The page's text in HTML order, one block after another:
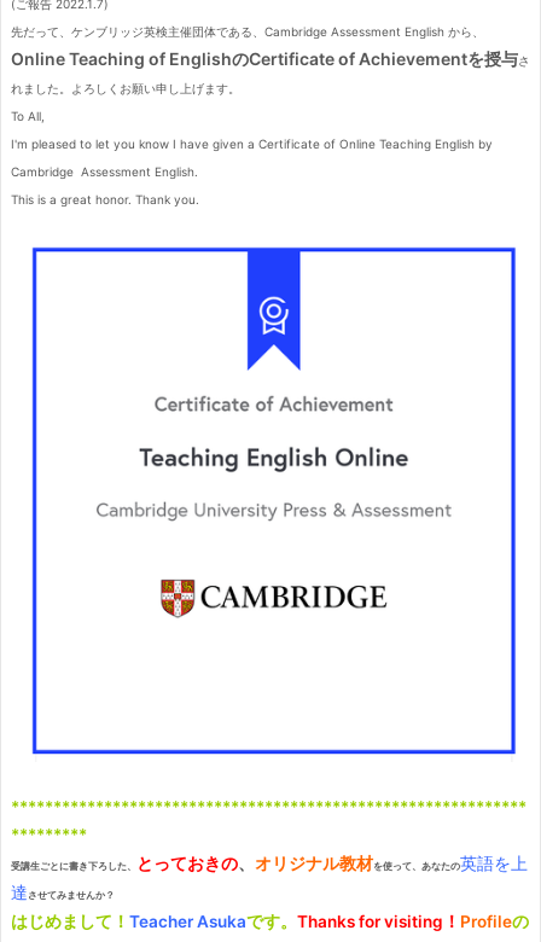
(ご報告 2022.1.7)
先だって、ケンブリッジ英検主催団体である、Cambridge Assessment English から、
Online Teaching of EnglishのCertificate of Achievementを授与さ
れました。よろしくお願い申し上げます。
To All,
I'm pleased to let you know I have given a Certificate of Online Teaching English by
Cambridge Assessment English.
This is a great honor. Thank you.
*************************************************************
*********
受講生ごとに書き下ろした、 とっておきの、 オリジナル教材を使って、あなたの英語を上
達 させてみませんか？
はじめまして！ Teacher Asukaです。 Thanks for visiting！ Profileの